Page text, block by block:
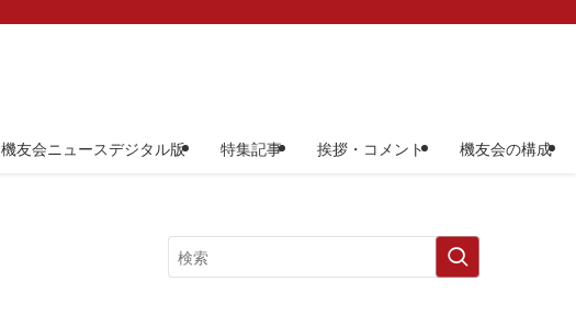
機友会ニュースデジタル版 特集記事 挨拶・コメント 機友会の構成